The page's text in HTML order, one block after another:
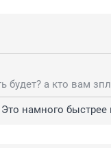
будет? а кто вам
Это намного